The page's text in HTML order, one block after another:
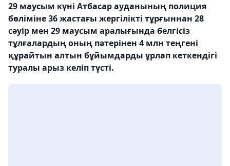
29 маусым күні Атбасар ауданының полиция
бөліміне 36 жастағы жергілікті тұрғыннан 28
сәуір мен 29 маусым аралығында белгісіз
тұлғалардың оның пәтерінен 4 млн теңгені
құрайтын алтын бұйымдарды ұрлап кеткендігі
туралы арыз келіп түсті.